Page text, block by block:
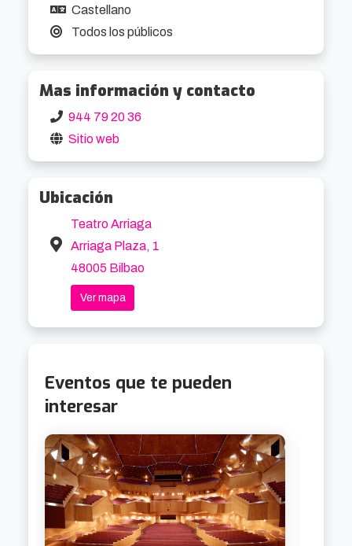
Castellano
Todos los públicos
Mas información y contacto
944 79 20 36
Sitio web
Ubicación
Teatro Arriaga
Arriaga Plaza, 1
48005 Bilbao
Ver mapa
Eventos que te pueden
interesar